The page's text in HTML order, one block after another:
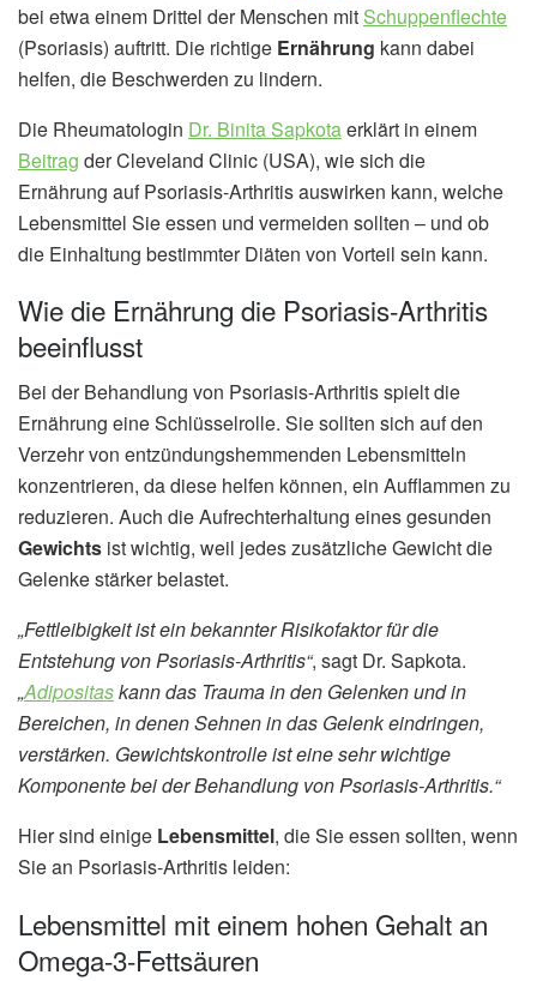
bei etwa einem Drittel der Menschen mit Schuppenflechte
(Psoriasis) auftritt. Die richtige Ernährung kann dabei
helfen, die Beschwerden zu lindern.
Die Rheumatologin Dr. Binita Sapkotaerklärt in einem
Beitrag der Cleveland Clinic (USA), wie sich die
Ernährung auf Psoriasis-Arthritis auswirken kann, welche
Lebensmittel Sie essen und vermeiden sollten – und ob
die Einhaltung bestimmter Diäten von Vorteil sein kann.
Wie die Ernährung die Psoriasis-Arthritis
beeinflusst
Bei der Behandlung von Psoriasis-Arthritis spielt die
Ernährung eine Schlüsselrolle. Sie sollten sich auf den
Verzehr von entzündungshemmenden Lebensmitteln
konzentrieren, da diese helfen können, ein Aufflammen zu
reduzieren. Auch die Aufrechterhaltung eines gesunden
Gewichts ist wichtig, weil jedes zusätzliche Gewicht die
Gelenke stärker belastet.
„Fettleibigkeit ist ein bekannter Risikofaktor für die
Entstehung von Psoriasis-Arthritis“, sagt Dr. Sapkota.
„Adipositaskann das Trauma in den Gelenken und in
Bereichen, in denen Sehnen in das Gelenk eindringen,
verstärken. Gewichtskontrolle ist eine sehr wichtige
Komponente bei der Behandlung von Psoriasis-Arthritis.“
Hier sind einige Lebensmittel, die Sie essen sollten, wenn
Sie an Psoriasis-Arthritis leiden:
Lebensmittel mit einem hohen Gehalt an
Omega-3-Fettsäuren